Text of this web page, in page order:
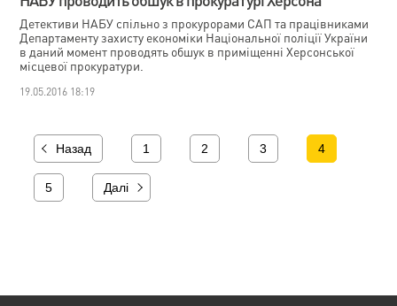
Детективи НАБУ спільно з прокурорами САП та працівниками
Департаменту захисту економіки Національної поліції України
в даний момент проводять обшук в приміщенні Херсонської
місцевої прокуратури.
19.05.2016 18:19
Назад 1 2 3 4
5 Далі